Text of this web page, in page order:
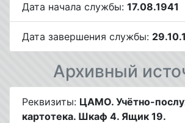
Дата начала службы: 17.08.1941
Дата завершения службы:
Архивный
Реквизиты: ЦАМО. Учётно-
картотека. Шкаф 4. Ящик 19.